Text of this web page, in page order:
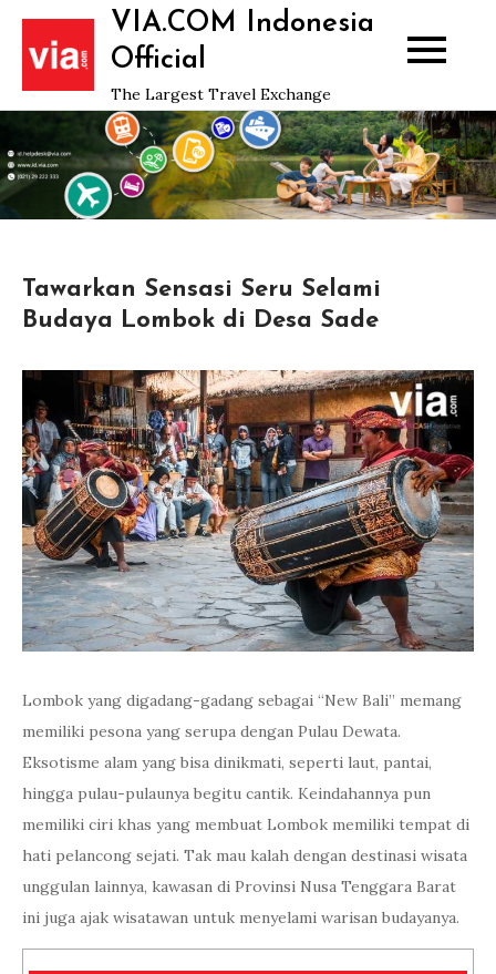
Skip
content
VIA.COM Indonesia
Official
The Largest Travel Exchange
Tawarkan Sensasi Seru Selami
Budaya Lombok di Desa Sade
Lombok yang digadang-gadang sebagai “New Bali” memang
memiliki pesona yang serupa dengan Pulau Dewata.
Eksotisme alam yang bisa dinikmati, seperti laut, pantai,
hingga pulau-pulaunya begitu cantik. Keindahannya pun
memiliki ciri khas yang membuat Lombok memiliki tempat di
hati pelancong sejati. Tak mau kalah dengan destinasi wisata
unggulan lainnya, kawasan di Provinsi Nusa Tenggara Barat
ini juga ajak wisatawan untuk menyelami warisan budayanya.